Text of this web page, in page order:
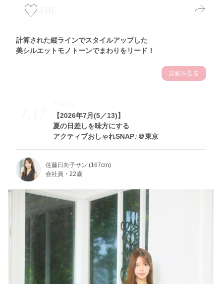
148
計算された縦ラインでスタイルアップした
美シルエットモノトーンでまわりをリード！
詳細を見る
7.17
Fri
【2026年7月(5／13)】
夏の日差しを味方にする
アクティブおしゃれSNAP♪＠東京
Theme
佐藤日向子サン (167cm)
会社員・22歳